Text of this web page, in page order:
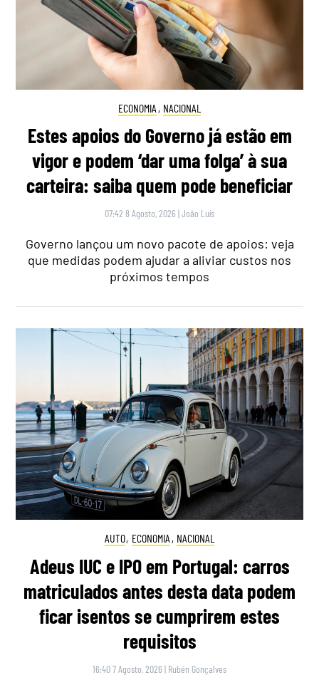
ECONOMIA , NACIONAL
Estes apoios do Governo já estão em
vigor e podem ‘dar uma folga’ à sua
carteira: saiba quem pode beneficiar
07:42 8 Agosto, 2026 |João Luís
Governo lançou um novo pacote de apoios: veja
que medidas podem ajudar a aliviar custos nos
próximos tempos
AUTO, ECONOMIA , NACIONAL
Adeus IUC e IPO em Portugal: carros
matriculados antes desta data podem
ficar isentos se cumprirem estes
requisitos
16:40 7 Agosto, 2026 | Rubén Gonçalves